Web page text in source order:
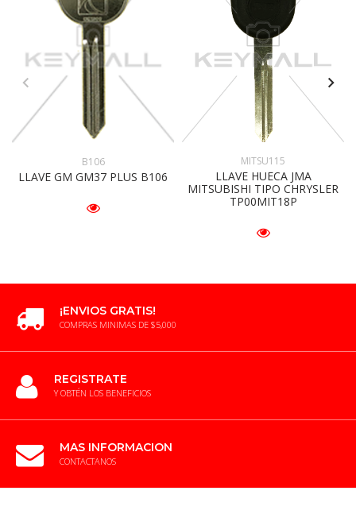
B106
LLAVE GM GM37 PLUS B106
MITSU115
LLAVE HUECA JMA
MITSUBISHI TIPO CHRYSLER
TP00MIT18P
¡ENVIOS GRATIS!
COMPRAS MINIMAS DE $5,000
REGISTRATE
Y OBTÉN LOS BENEFICIOS
MAS INFORMACION
CONTACTANOS